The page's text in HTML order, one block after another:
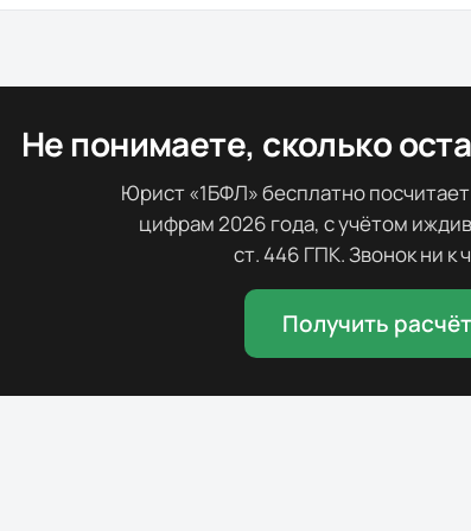
Не понимаете, сколько
Юрист «1БФЛ» бесплатно
цифрам2026 года, с учётом
ст. 446 ГПК. Звонок ни к
Получить